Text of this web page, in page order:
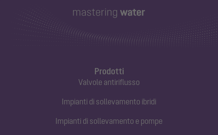
Prodotti
Valvole antiriflusso
Impianti di sollevamento ibridi
Impianti di sollevamento e pompe